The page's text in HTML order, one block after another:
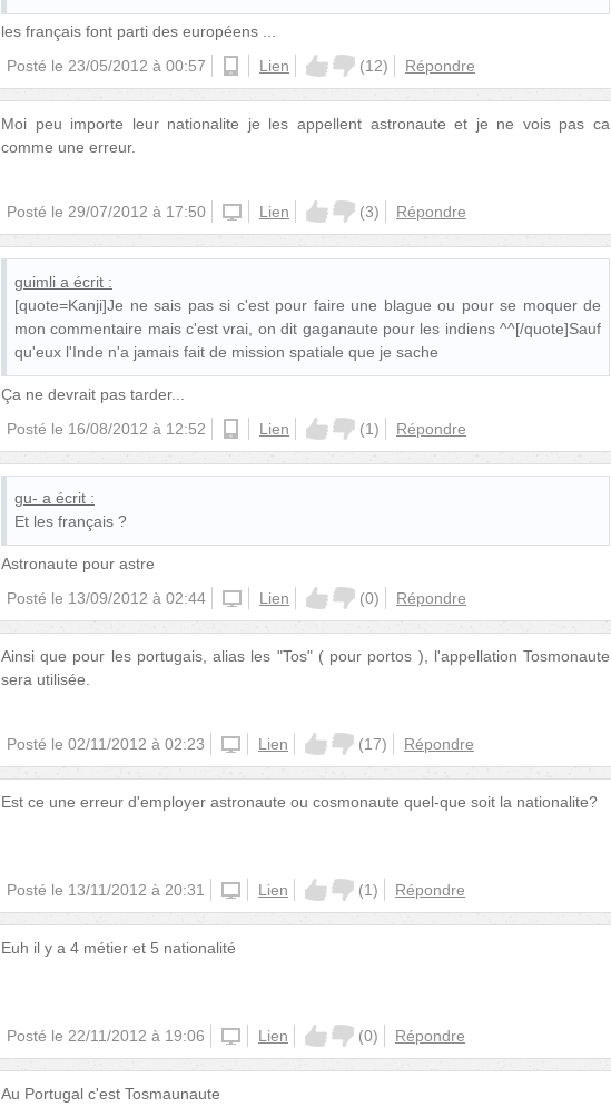
les français font parti des européens ...
Posté le 23/05/2012 à 00:57 androidLien (12) Répondre
Moi peu importe leur nationalite je les appellent astronaute et je ne vois pas ca
comme une erreur.
Posté le 29/07/2012 à 17:50 iphoneLien (3) Répondre
guimli a écrit :
[quote=Kanji]Je ne sais pas si c'est pour faire une blague ou pour se moquer de
mon commentaire mais c'est vrai, on dit gaganaute pour les indiens ^^[/quote]Sauf
qu'eux l'Inde n'a jamais fait de mission spatiale que je sache
Ça ne devrait pas tarder...
Posté le 16/08/2012 à 12:52 androidLien (1) Répondre
gu- a écrit :
Et les français ?
Astronaute pour astre
Posté le 13/09/2012 à 02:44 iphoneLien (0) Répondre
Ainsi que pour les portugais, alias les "Tos" ( pour portos ), l'appellation Tosmonaute
sera utilisée.
Posté le 02/11/2012 à 02:23 iphoneLien (17) Répondre
Est ce une erreur d'employer astronaute ou cosmonaute quel-que soit la nationalite?
Posté le 13/11/2012 à 20:31 iphoneLien (1) Répondre
Euh il y a 4 métier et 5 nationalité
Posté le 22/11/2012 à 19:06 iphoneLien (0) Répondre
Au Portugal c'est Tosmaunaute